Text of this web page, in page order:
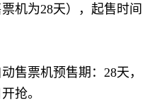
机为28天），起售时间
售票机预售期：28天，
抢。